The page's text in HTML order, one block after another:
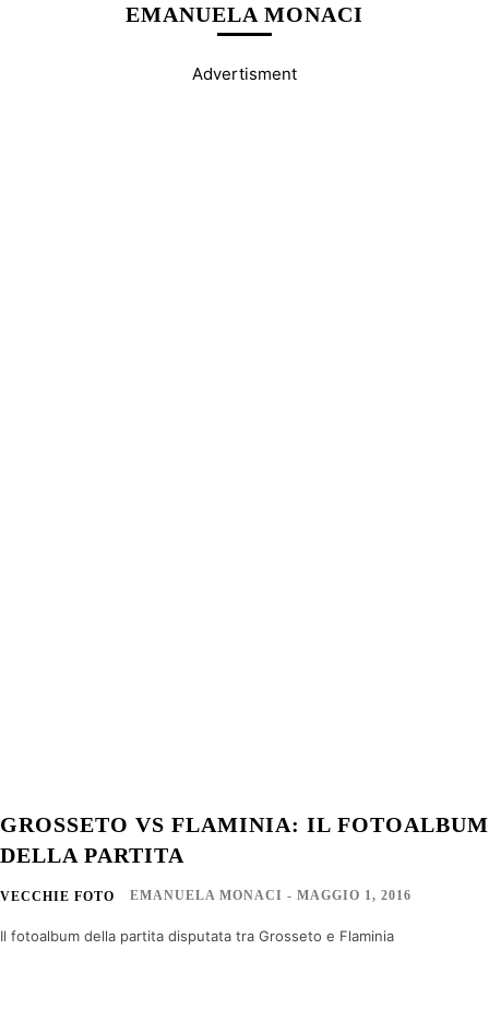
EMANUELA MONACI
Advertisment
GROSSETO VS FLAMINIA: IL FOTOALBUM
DELLA PARTITA
VECCHIE FOTO EMANUELA MONACI - MAGGIO 1, 2016
Il fotoalbum della partita disputata tra Grosseto e Flaminia